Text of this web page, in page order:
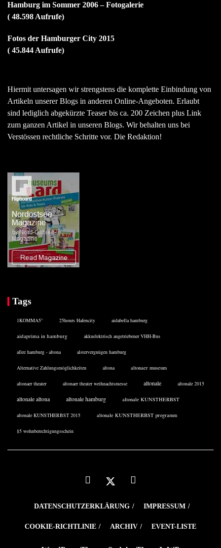
Hamburg im Sommer 2006 – Fotogalerie
( 48.598 Aufrufe)
Fotos der Hamburger City 2015
( 45.844 Aufrufe)
Hiermit untersagen wir strengstens die komplette Einbindung von
Artikeln unserer Blogs in anderen Online-Angeboten. Erlaubt
sind lediglich abgekürzte Teaser bis ca. 200 Zeichen plus Link
zum ganzen Artikel in unseren Blogs. Wir behalten uns bei
Verstössen rechtliche Schritte vor. Die Redaktion!
Tags
1KOMMA5° 25hours Hafencity aidabella hamburg
aidaprima in hamburg akkuelektrisch angetriebener VHH-Bus
allee hamburg - altona alstervergnügen hamburg
Alternative Zahlungsmöglichkeiten altona altonaer museum
altonaer theater altonaer theater weihnachtsmesse altonale altonale 2015
altonale altona altonale hamburg altonale KUNSTHERBST
altonale KUNSTHERBST 2015 altonale KUNSTHERBST programm
§5 wohnberechtigungsschein
DATENSCHUTZERKLÄRUNG IMPRESSUM
COOKIE-RICHTLINIE ARCHIV EVENT-LISTE